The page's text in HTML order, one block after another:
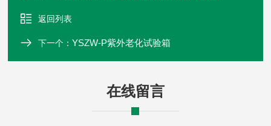
返回列表
下一个：YSZW-P紫外老化试验箱
在线留言